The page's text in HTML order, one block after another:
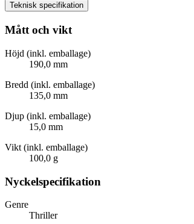
Teknisk specifikation
Mått och vikt
Höjd (inkl. emballage)
190,0 mm
Bredd (inkl. emballage)
135,0 mm
Djup (inkl. emballage)
15,0 mm
Vikt (inkl. emballage)
100,0 g
Nyckelspecifikation
Genre
Thriller